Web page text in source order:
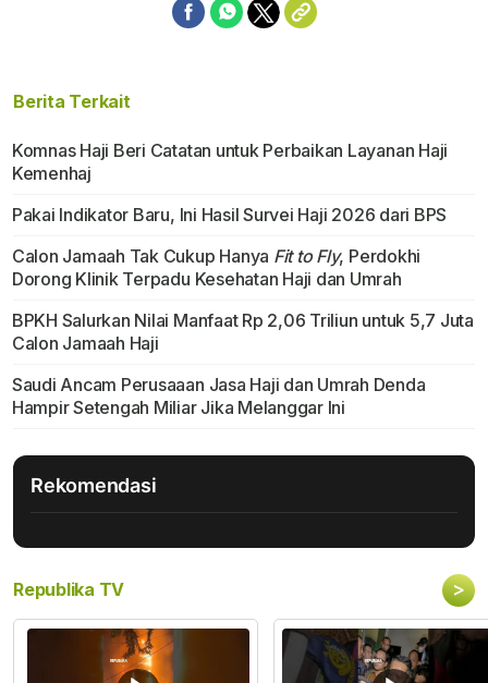
Berita Terkait
Komnas Haji Beri Catatan untuk Perbaikan Layanan Haji
Kemenhaj
Pakai Indikator Baru, Ini Hasil Survei Haji 2026 dari BPS
Calon Jamaah Tak Cukup Hanya Fit to Fly, Perdokhi
Dorong Klinik Terpadu Kesehatan Haji dan Umrah
BPKH Salurkan Nilai Manfaat Rp 2,06 Triliun untuk 5,7 Juta
Calon Jamaah Haji
Saudi Ancam Perusaaan Jasa Haji dan Umrah Denda
Hampir Setengah Miliar Jika Melanggar Ini
Rekomendasi
Republika TV >